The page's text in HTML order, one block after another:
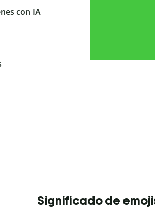
con IA
Significado de